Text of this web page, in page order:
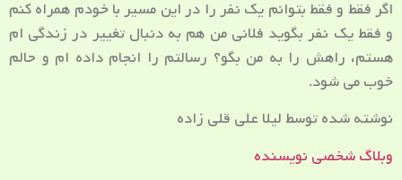
اگر فقط و فقط بتوانم یک نفر را در این مسیر با خودم همراه کنم
و فقط یک نفر بگوید فلانی من هم به دنبال تغییر در زندگی ام
هستم، راهش را به من بگو؟ رسالتم را انجام داده ام و حالم
خوب می شود.
نوشته شده توسط لیلا علی قلی زاده
وبلاگ شخصی نویسنده